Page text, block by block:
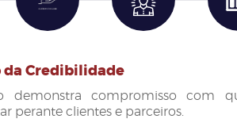
Credibilidade
demonstra compromisso com
perante clientes e parceiros.